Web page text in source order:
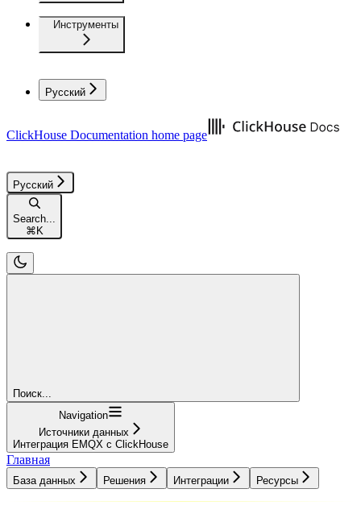
Инструменты
Русский
ClickHouse Documentation home page
Русский
Search...
⌘ K
Поиск...
Navigation
Источники данных
Интеграция EMQX с ClickHouse
Главная
База данных Решения Интеграции Ресурсы